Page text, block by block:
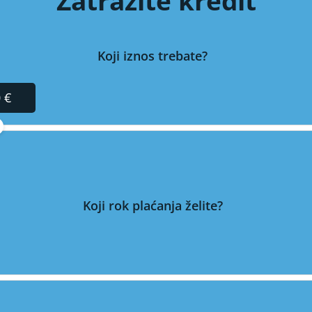
Koji iznos trebate?
€
Koji rok plaćanja želite?